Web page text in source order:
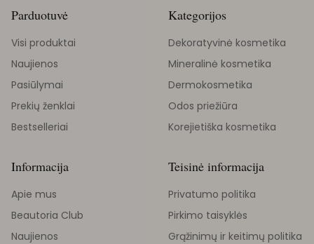
Parduotuvė
Visi produktai
Naujienos
Pasiūlymai
Prekių ženklai
Bestselleriai
Kategorijos
Dekoratyvinė kosmetika
Mineralinė kosmetika
Dermokosmetika
Odos priežiūra
Korejietiška kosmetika
Informacija
Apie mus
Beautoria Club
Naujienos
Teisinė informacija
Privatumo politika
Pirkimo taisyklės
Grąžinimų ir keitimų politika